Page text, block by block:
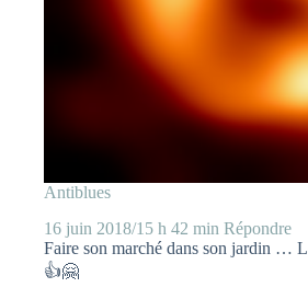
Antiblues
16 juin 2018/15 h 42 min Répondre
Faire son marché dans son jardin …
👍🤗